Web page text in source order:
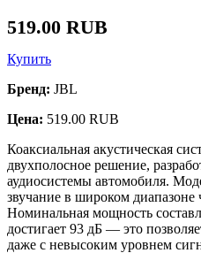
519.00 RUB
Купить
Бренд: JBL
Цена: 519.00 RUB
Коаксиальная акустическая
двухполосное решение,
аудиосистемы автомобиля.
звучание в широком диапазоне
Номинальная мощность
достигает 93 дБ — это
даже с невысоким уровнем